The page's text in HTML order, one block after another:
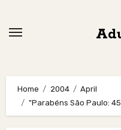
Home 2004
April
"Parabéns São Paulo: